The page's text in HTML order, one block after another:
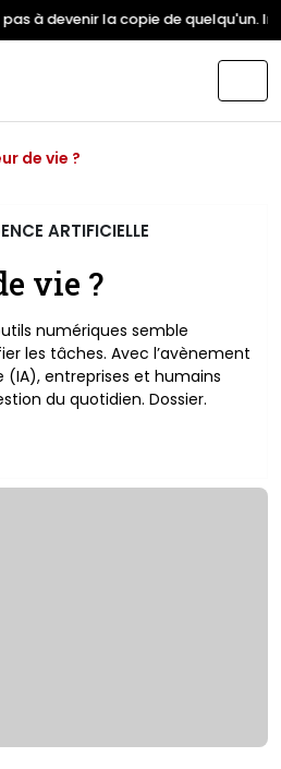
à devenir la copie de quelqu'un.
de vie ?
ARTIFICIELLE
vie ?
numériques semble
les tâches. Avec l’avènement
(IA), entreprises et humains
du quotidien. Dossier.